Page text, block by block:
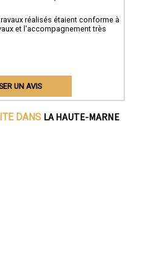
réalisés étaient conforme à
et l'accompagnement très
UN AVIS
DANS LA HAUTE-MARNE